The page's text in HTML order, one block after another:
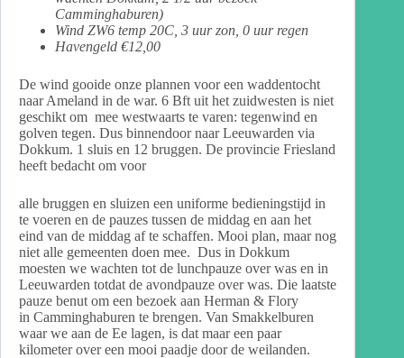
Camminghaburen)
Wind ZW6 temp 20C, 3 uur zon, 0 uur regen
Havengeld €12,00
De wind gooide onze plannen voor een waddentocht
naar Ameland in de war. 6 Bft uit het zuidwesten is niet
geschikt om mee westwaarts te varen: tegenwind en
golven tegen. Dus binnendoor naar Leeuwarden via
Dokkum. 1 sluis en 12 bruggen. De provincie Friesland
heeft bedacht om voor
alle bruggen en sluizen een uniforme bedieningstijd in
te voeren en de pauzes tussen de middag en aan het
eind van de middag af te schaffen. Mooi plan, maar nog
niet alle gemeenten doen mee. Dus in Dokkum
moesten we wachten tot de lunchpauze over was en in
Leeuwarden totdat de avondpauze over was. Die laatste
pauze benut om een bezoek aan Herman & Flory
in Camminghaburen te brengen. Van Smakkelburen
waar we aan de Ee lagen, is dat maar een paar
kilometer over een mooi paadje door de weilanden.